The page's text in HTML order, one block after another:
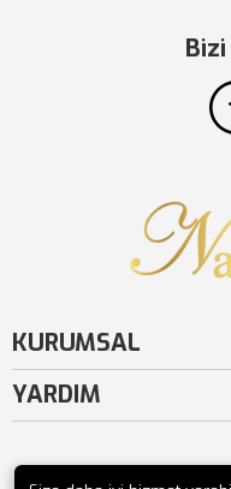
KURUMSAL
YARDIM